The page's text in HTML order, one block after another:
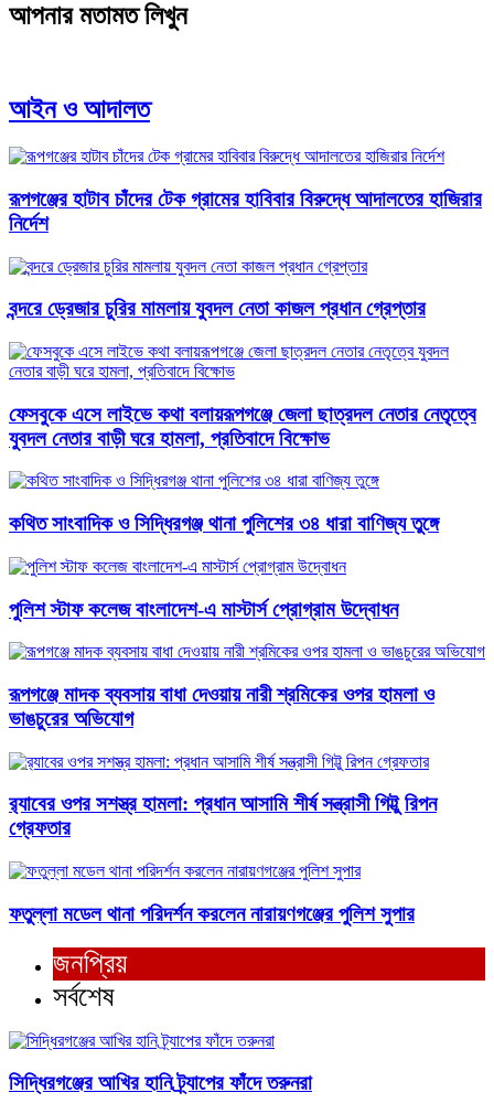
আপনার মতামত লিখুন
আইন ও আদালত
রূপগঞ্জের হাটাব চাঁদের টেক গ্রামের হাবিবার বিরুদ্ধে আদালতের হাজিরার
নির্দেশ
বন্দরে ড্রেজার চুরির মামলায় যুবদল নেতা কাজল প্রধান গ্রেপ্তার
ফেসবুকে এসে লাইভে কথা বলায়রূপগঞ্জে জেলা ছাত্রদল নেতার নেতৃত্বে
যুবদল নেতার বাড়ী ঘরে হামলা, প্রতিবাদে বিক্ষোভ
কথিত সাংবাদিক ও সিদ্ধিরগঞ্জ থানা পুলিশের ৩৪ ধারা বাণিজ্য তুঙ্গে
পুলিশ স্টাফ কলেজ বাংলাদেশ-এ মাস্টার্স প্রোগ্রাম উদ্বোধন
রূপগঞ্জে মাদক ব্যবসায় বাধা দেওয়ায় নারী শ্রমিকের ওপর হামলা ও
ভাঙচুরের অভিযোগ
র‍্যাবের ওপর সশস্ত্র হামলা: প্রধান আসামি শীর্ষ সন্ত্রাসী গিট্টু রিপন
গ্রেফতার
ফতুল্লা মডেল থানা পরিদর্শন করলেন নারায়ণগঞ্জের পুলিশ সুপার
জনপ্রিয়
সর্বশেষ
সিদ্ধিরগঞ্জের আখির হানি ট্র্যাপের ফাঁদে তরুনরা